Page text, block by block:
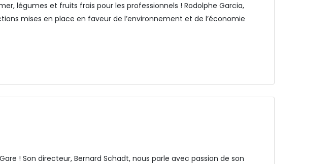
légumes et fruits frais pour les professionnels ! Rodolphe Garcia,
mises en place en faveur de l’environnement et de l’économie
! Son directeur, Bernard Schadt, nous parle avec passion de son